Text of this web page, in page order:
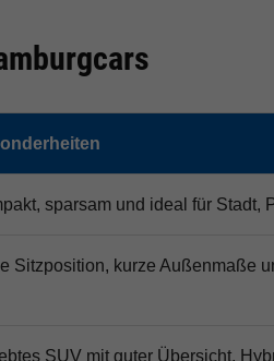
sparsam und ideal für Stadt,
Sitzposition, kurze Außenmaße
SUV mit guter Übersicht,